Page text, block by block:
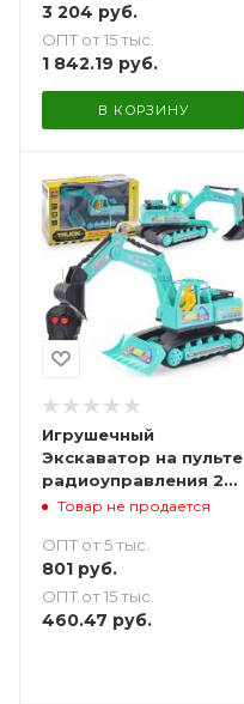
3 204 руб.
ОПТ от 15 тыс.
1 842.19 руб.
В КОРЗИНУ
Игрушечный
Экскаватор на пульте
радиоуправления 29
смТовар не продается
ОПТ от 5 тыс.
801 руб.
ОПТ от 15 тыс.
460.47 руб.